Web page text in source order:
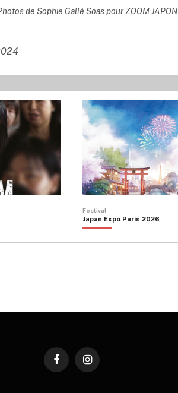
de Sophie Gallé Soas pour ZOOM JAPON
Festival
Japan Expo Paris 2026
FacebookInstagram